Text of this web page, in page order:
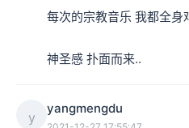
每次的宗教音乐 我都全身
神圣感 扑面而来..
y
yangmengdu